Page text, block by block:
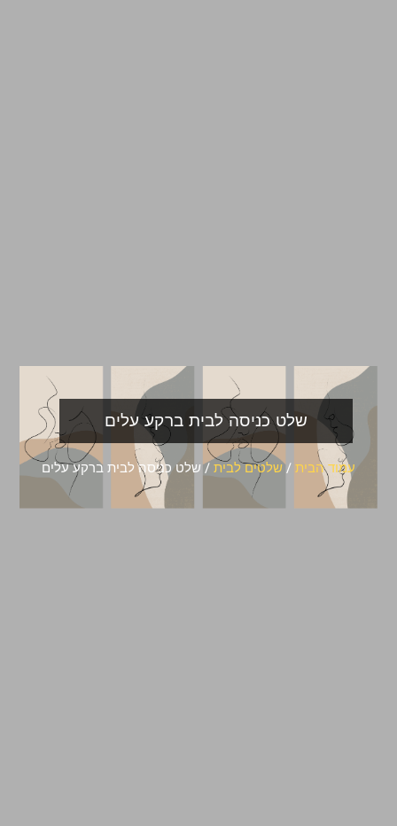
שלט כניסה לבית ברקע עלים
עמוד הבית/שלטים לבית/ שלט כניסה לבית ברקע עלים